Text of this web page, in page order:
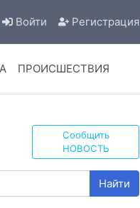
Войти Регистрация
ПРОИСШЕСТВИЯ
Сообщить
НОВОСТЬ
Найти